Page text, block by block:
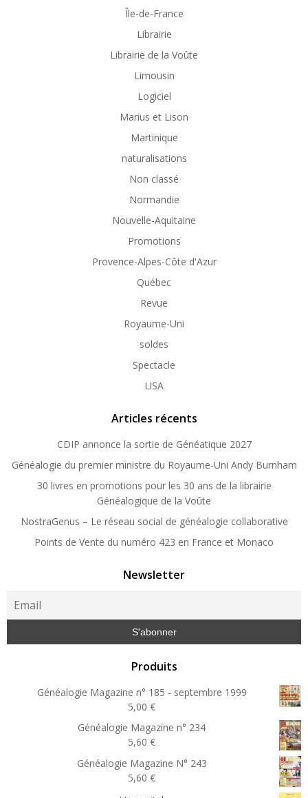
Île-de-France
Librairie
Librairie de la Voûte
Limousin
Logiciel
Marius et Lison
Martinique
naturalisations
Non classé
Normandie
Nouvelle-Aquitaine
Promotions
Provence-Alpes-Côte d'Azur
Québec
Revue
Royaume-Uni
soldes
Spectacle
USA
Articles récents
CDIP annonce la sortie de Généatique 2027
Généalogie du premier ministre du Royaume-Uni Andy Burnham
30 livres en promotions pour les 30 ans de la librairie
Généalogique de la Voûte
NostraGenus – Le réseau social de généalogie collaborative
Points de Vente du numéro 423 en France et Monaco
Newsletter
Produits
Généalogie Magazine n° 185 - septembre 1999
5,00 €
Généalogie Magazine n° 234
5,60 €
Généalogie Magazine N° 243
5,60 €